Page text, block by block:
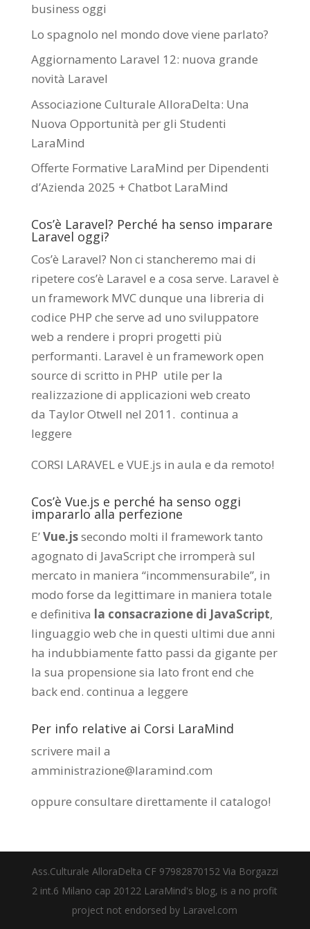
business oggi
Lo spagnolo nel mondo dove viene parlato?
Aggiornamento Laravel 12: nuova grande
novità Laravel
Associazione Culturale AlloraDelta: Una
Nuova Opportunità per gli Studenti
LaraMind
Offerte Formative LaraMind per Dipendenti
d’Azienda 2025 + Chatbot LaraMind
Cos’è Laravel? Perché ha senso imparare
Laravel oggi?
Cos’è Laravel? Non ci stancheremo mai di
ripetere cos’è Laravel e a cosa serve. Laravel è
un framework MVC dunque una libreria di
codice PHP che serve ad uno sviluppatore
web a rendere i propri progetti più
performanti. Laravel è un framework open
source di scritto in PHP utile per la
realizzazione di applicazioni web creato
da Taylor Otwell nel 2011. continua a
leggere
CORSI LARAVEL e VUE.js in aula e da remoto!
Cos’è Vue.js e perché ha senso oggi
impararlo alla perfezione
E’Vue.jssecondo molti il framework tanto
agognato di JavaScript che irromperà sul
mercato in maniera “incommensurabile”, in
modo forse da legittimare in maniera totale
e definitiva la consacrazione di JavaScript,
linguaggio web che in questi ultimi due anni
ha indubbiamente fatto passi da gigante per
la sua propensione sia lato front end che
back end. continua a leggere
Per info relative ai Corsi LaraMind
scrivere mail a
amministrazione@laramind.com
oppure consultare direttamente il catalogo!
Ass.Culturale AlloraDelta CF 97982870152 Via Borgazzi
2 int.6 Milano cap 20122 LaraMind's blog, is a no profit
project not endorsed by Laravel.com